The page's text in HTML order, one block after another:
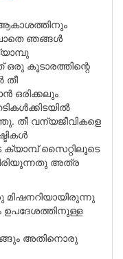
ആകാശത്തിനും
ഞങ്ങൾ
കൂടാരത്തിന്റെ
തീ
ഒരിക്കലും
തീ വന്യജീവികളെ
സൈറ്റിലൂടെ
അത്ര
അതിനൊരു